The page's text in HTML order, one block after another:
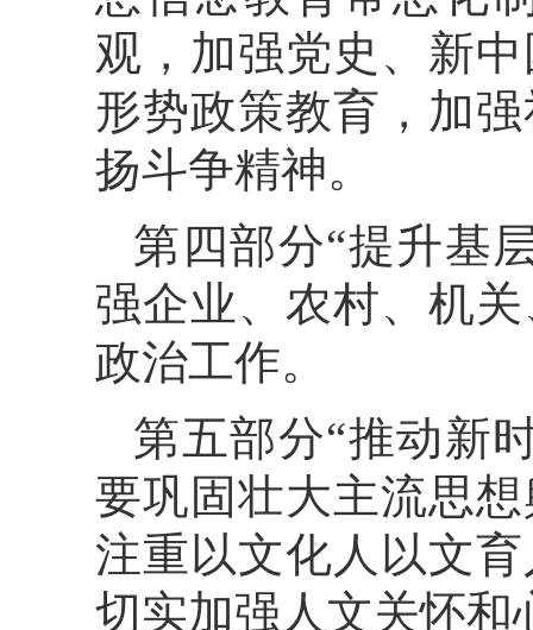
观，加强党史、新
形势政策教育，加
扬斗争精神。
第四部分“提升基
强企业、农村、机
政治工作。
第五部分“推动新
要巩固壮大主流思
注重以文化人以文
切实加强人文关怀和